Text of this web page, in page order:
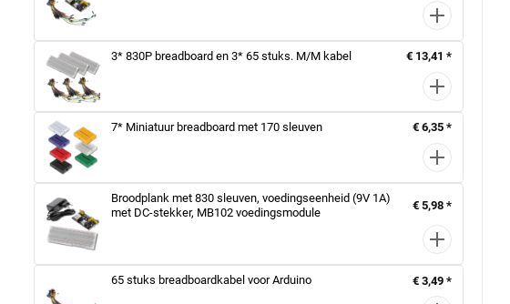
3* 830P breadboard en 3* 65 stuks. M/M kabel € 13,41 *
7* Miniatuur breadboard met 170 sleuven € 6,35 *
Broodplank met 830 sleuven, voedingseenheid (9V 1A)
met DC-stekker, MB102 voedingsmodule
€ 5,98 *
65 stuks breadboardkabel voor Arduino € 3,49 *